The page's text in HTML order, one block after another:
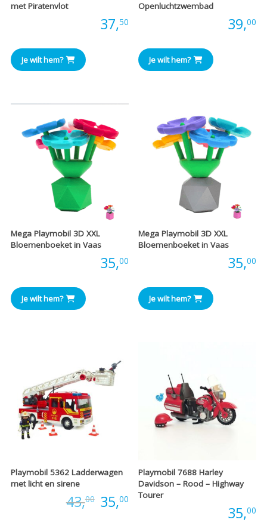
met Piratenvlot
37,50
Je wilt hem?
Openluchtzwembad
39,00
Je wilt hem?
Mega Playmobil 3D XXL
Bloemenboeket in Vaas
35,00
Je wilt hem?
Mega Playmobil 3D XXL
Bloemenboeket in Vaas
35,00
Je wilt hem?
Playmobil 5362 Ladderwagen
met licht en sirene
43,00 Oorspronkelijke
35,00Huidige
Playmobil 7688 Harley
Davidson – Rood – Highway
Tourer
35,00